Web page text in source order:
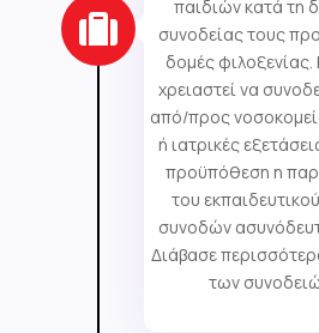

παιδιών κατά τη
συνοδείας τους
δομές φιλοξενίας.
χρειαστεί να
από/προς
ή ιατρικές
προϋπόθεση η
του
συνοδών
Διάβασε
των